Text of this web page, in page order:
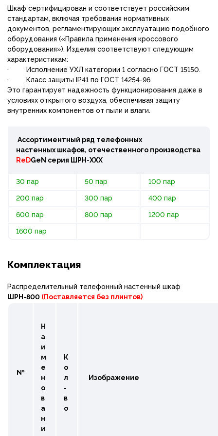
Шкаф сертифицирован и соответствует российским
стандартам, включая требования нормативных
документов, регламентирующих эксплуатацию подобного
оборудования («Правила применения кроссового
оборудования»). Изделия соответствуют следующим
характеристикам:
· Исполнение УХЛ категории 1 согласно ГОСТ 15150.
· Класс защиты IP41 по ГОСТ 14254-96.
Это гарантирует надежность функционирования даже в
условиях открытого воздуха, обеспечивая защиту
внутренних компонентов от пыли и влаги.
Ассортиментный ряд телефонных
настенных шкафов, отечественного производства
ReDGeN серия ШРН-ХХХ
30 пар 50 пар 100 пар
200 пар 300 пар 400 пар
600 пар 800 пар 1200 пар
1600 пар
Комплектация
Распределительный телефонный настенный шкаф
ШРН-800 (Поставляется без плинтов)
№
Н
а
и
м
е
н
о
в
а
н
и
К
о
л
-
в
о
Изображение